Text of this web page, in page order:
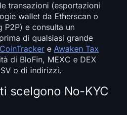
transazioni (esportazioni
wallet da Etherscan o
P2P) e consulta un
di qualsiasi grande
CoinTracker e Awaken Tax
di BloFin, MEXC e DEX
o di indirizzi.
scelgono No-KYC